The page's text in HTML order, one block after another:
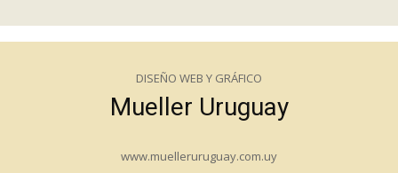
DISEÑO WEB Y GRÁFICO
Mueller Uruguay
www.muelleruruguay.com.uy